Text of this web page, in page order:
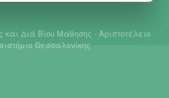
Διά Βίου Μάθησης - Αριστοτέλειο
Θεσσαλονίκης